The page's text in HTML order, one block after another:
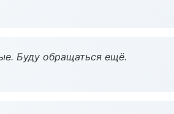
Буду обращаться ещё.